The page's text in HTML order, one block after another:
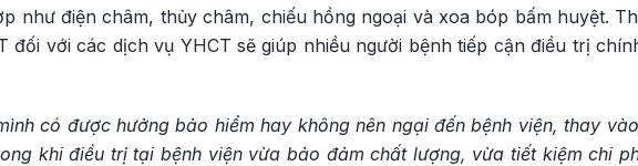
như điện châm, thủy châm, chiếu hồng ngoại và xoa bóp bấm huyệt.
đối với các dịch vụ YHCT sẽ giúp nhiều người bệnh tiếp cận điều trị
có được hưởng bảo hiểm hay không nên ngại đến bệnh viện, thay
khi điều trị tại bệnh viện vừa bảo đảm chất lượng, vừa tiết kiệm chi